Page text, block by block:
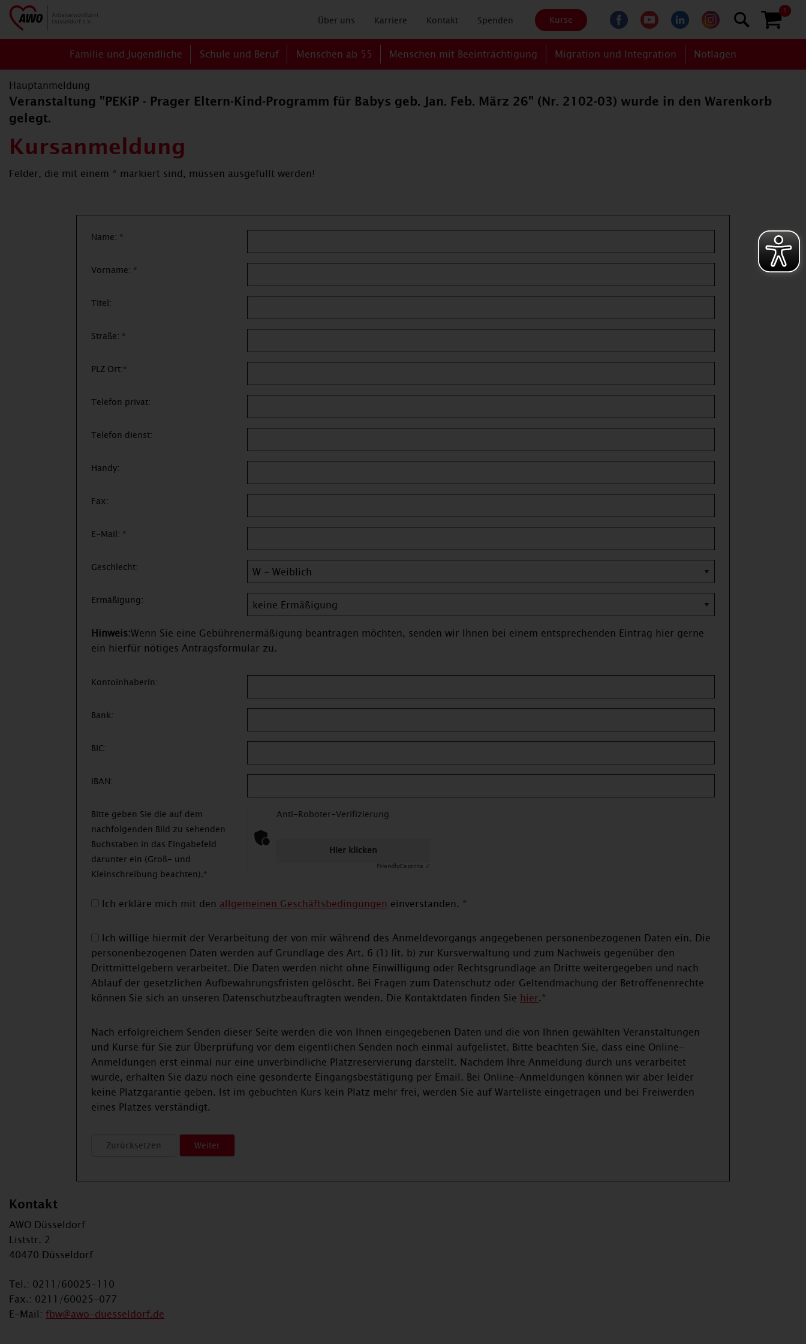
Über uns Karriere Kontakt Spenden Kurse
1
Familie und Jugendliche Schule und Beruf Menschen ab 55 Menschen mit Beeinträchtigung Migration und Integration Notlagen
Hauptanmeldung
Veranstaltung "PEKiP - Prager Eltern-Kind-Programm für Babys geb. Jan. Feb. März 26" (Nr. 2102-03) wurde in den Warenkorb
gelegt.
Kursanmeldung
Felder, die mit einem * markiert sind, müssen ausgefüllt werden!
Name: *
Vorname: *
Titel:
Straße: *
PLZ Ort:*
Telefon privat:
Telefon dienst:
Handy:
Fax:
E-Mail: *
Geschlecht:
Ermäßigung:
Hinweis:Wenn Sie eine Gebührenermäßigung beantragen möchten, senden wir Ihnen bei einem entsprechenden Eintrag hier gerne
ein hierfür nötiges Antragsformular zu.
KontoinhaberIn:
Bank:
BIC:
IBAN:
Bitte geben Sie die auf dem
nachfolgenden Bild zu sehenden
Buchstaben in das Eingabefeld
darunter ein (Groß- und
Kleinschreibung beachten).*
Anti-Roboter-Verifizierung
Hier klicken
FriendlyCaptcha ⇗
Ich erkläre mich mit den allgemeinen Geschäftsbedingungen einverstanden. *
Ich willige hiermit der Verarbeitung der von mir während des Anmeldevorgangs angegebenen personenbezogenen Daten ein. Die
personenbezogenen Daten werden auf Grundlage des Art. 6 (1) lit. b) zur Kursverwaltung und zum Nachweis gegenüber den
Drittmittelgebern verarbeitet. Die Daten werden nicht ohne Einwilligung oder Rechtsgrundlage an Dritte weitergegeben und nach
Ablauf der gesetzlichen Aufbewahrungsfristen gelöscht. Bei Fragen zum Datenschutz oder Geltendmachung der Betroffenenrechte
können Sie sich an unseren Datenschutzbeauftragten wenden. Die Kontaktdaten finden Sie hier.*
Nach erfolgreichem Senden dieser Seite werden die von Ihnen eingegebenen Daten und die von Ihnen gewählten Veranstaltungen
und Kurse für Sie zur Überprüfung vor dem eigentlichen Senden noch einmal aufgelistet. Bitte beachten Sie, dass eine Online-
Anmeldungen erst einmal nur eine unverbindliche Platzreservierung darstellt. Nachdem Ihre Anmeldung durch uns verarbeitet
wurde, erhalten Sie dazu noch eine gesonderte Eingangsbestätigung per Email. Bei Online-Anmeldungen können wir aber leider
keine Platzgarantie geben. Ist im gebuchten Kurs kein Platz mehr frei, werden Sie auf Warteliste eingetragen und bei Freiwerden
eines Platzes verständigt.
Kontakt
AWO Düsseldorf
Liststr. 2
40470 Düsseldorf
Tel.: 0211/60025-110
Fax.: 0211/60025-077
E-Mail: fbw@awo-duesseldorf.de